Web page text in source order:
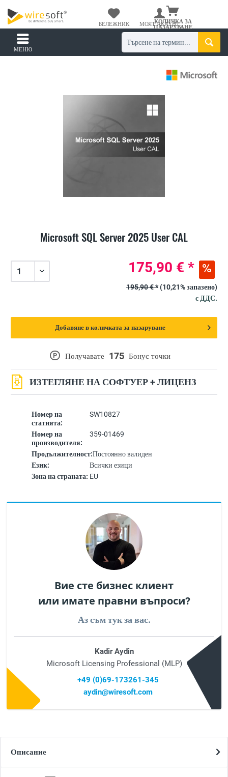
КОЛИЧКА ЗА
ПАЗАРУВАНЕ
БЕЛЕЖНИК МОЯТ АКАУНТ
МЕНЮ
Microsoft SQL Server 2025 User CAL
Номер на
статията:
SW10827
Номер на
производителя:
359-01469
Продължителност:Постоянно валиден
Език:
Всички езици
Зона на страната: EU
P Получавате 175 Бонус точки
ИЗТЕГЛЯНЕ НА СОФТУЕР + ЛИЦЕНЗ
175,90 € *
195,90 € *(10,21% запазено)
с ДДС.
Добавяне в количката за пазаруване
Вие сте бизнес клиент
или имате правни въпроси?
Аз съм тук за вас.
Kadir Aydin
Microsoft Licensing Professional (MLP)
+49 (0)69-173261-345
aydin@wiresoft.com
Описание